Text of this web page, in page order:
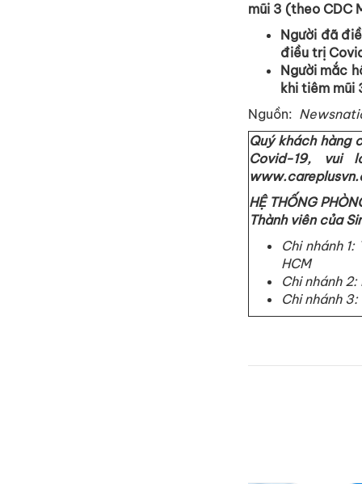
mũi 3 (theo CDC
Người đã
điều trị
Người mắc
khi tiêm mũi
Nguồn:
Quý khách hàng
Covid-19, vui
HỆ THỐNG
Thành viên của
Chi nhánh
HCM
Chi nhánh
Chi nhánh 3: